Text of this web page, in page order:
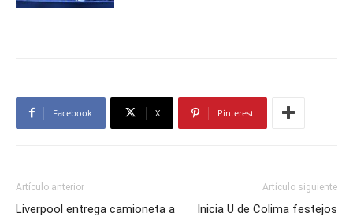
Facebook X Pinterest
Artículo anterior
Liverpool entrega camioneta a
Artículo siguiente
Inicia U de Colima festejos